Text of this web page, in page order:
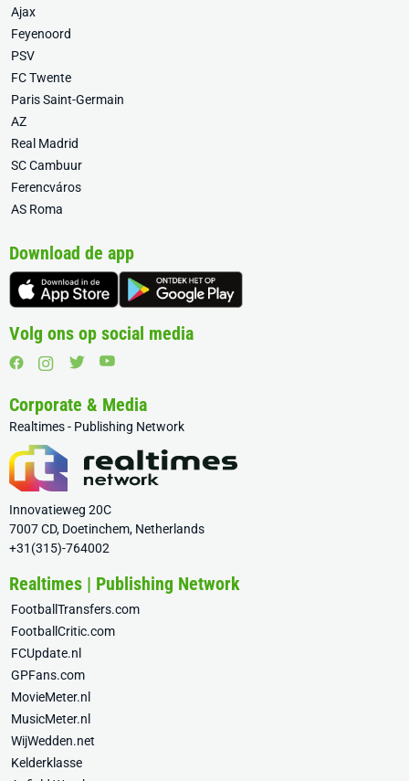
Ajax
Feyenoord
PSV
FC Twente
Paris Saint-Germain
AZ
Real Madrid
SC Cambuur
Ferencváros
AS Roma
Download de app
Volg ons op social media
Corporate & Media
Realtimes - Publishing Network
Innovatieweg 20C
7007 CD, Doetinchem, Netherlands
+31(315)-764002
Realtimes | Publishing Network
FootballTransfers.com
FootballCritic.com
FCUpdate.nl
GPFans.com
MovieMeter.nl
MusicMeter.nl
WijWedden.net
Kelderklasse